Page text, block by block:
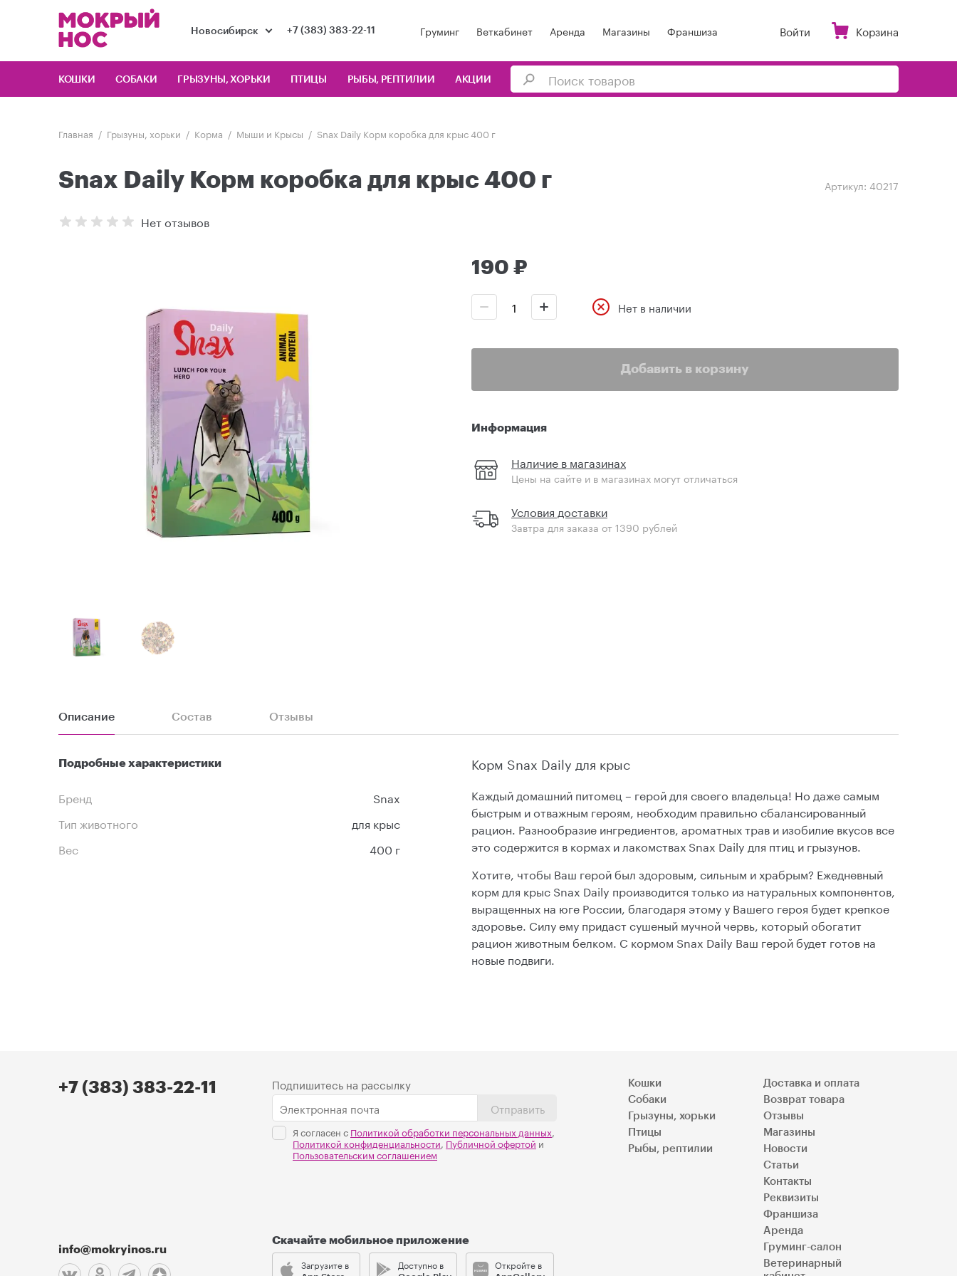
Новосибирск +7 (383) 383-22-11 Груминг Веткабинет Аренда Магазины Франшиза Войти Корзина
КОШКИ СОБАКИ ГРЫЗУНЫ, ХОРЬКИ ПТИЦЫ РЫБЫ, РЕПТИЛИИ АКЦИИ
Главная Грызуны, хорьки Корма Мыши и Крысы Snax Daily Корм коробка для крыс 400 г
Snax Daily Корм коробка для крыс 400 г Артикул: 40217
Нет отзывов
190 ₽
Нет в наличии
Добавить в корзину
Информация
Наличие в магазинах
Цены на сайте и в магазинах могут отличаться
Условия доставки
Завтра для заказа от 1390 рублей
Описание Состав Отзывы
Подробные характеристики
Бренд
Snax
Тип животного
для крыс
Вес
400 г
Корм Snax Daily для крыс
Каждый домашний питомец – герой для своего владельца! Но даже самым
быстрым и отважным героям, необходим правильно сбалансированный
рацион. Разнообразие ингредиентов, ароматных трав и изобилие вкусов все
это содержится в кормах и лакомствах Snax Daily для птиц и грызунов.
Хотите, чтобы Ваш герой был здоровым, сильным и храбрым? Ежедневный
корм для крыс Snax Daily производится только из натуральных компонентов,
выращенных на юге России, благодаря этому у Вашего героя будет крепкое
здоровье. Силу ему придаст сушеный мучной червь, который обогатит
рацион животным белком. С кормом Snax Daily Ваш герой будет готов на
новые подвиги.
+7 (383) 383-22-11
info@mokryinos.ru
Подпишитесь на рассылку
Отправить
Я согласен с Политикой обработки персональных данных,
Политикой конфиденциальности, Публичной офертой и
Пользовательским соглашением
Скачайте мобильное приложение
Загрузите в Доступно в Откройте в
Кошки
Собаки
Грызуны, хорьки
Птицы
Рыбы, рептилии
Доставка и оплата
Возврат товара
Отзывы
Магазины
Новости
Статьи
Контакты
Реквизиты
Франшиза
Аренда
Груминг-салон
Ветеринарный